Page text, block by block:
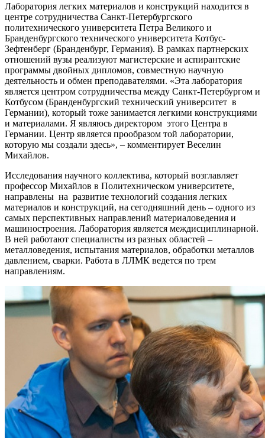
Лаборатория легких материалов и конструкций находится в
центре сотрудничества Санкт-Петербургского
политехнического университета Петра Великого и
Бранденбургского технического университета Котбус-
Зефтенберг (Бранденбург, Германия). В рамках партнерских
отношений вузы реализуют магистерские и аспирантские
программы двойных дипломов, совместную научную
деятельность и обмен преподавателями. «Эта лаборатория
является центром сотрудничества между Санкт-Петербургом и
Котбусом (Бранденбургский технический университет в
Германии), который тоже занимается легкими конструкциями
и материалами. Я являюсь директором этого Центра в
Германии. Центр является прообразом той лаборатории,
которую мы создали здесь», – комментирует Веселин
Михайлов.
Исследования научного коллектива, который возглавляет
профессор Михайлов в Политехническом университете,
направлены на развитие технологий создания легких
материалов и конструкций, на сегодняшний день – одного из
самых перспективных направлений материаловедения и
машиностроения. Лаборатория является междисциплинарной.
В ней работают специалисты из разных областей –
металловедения, испытания материалов, обработки металлов
давлением, сварки. Работа в ЛЛМК ведется по трем
направлениям.